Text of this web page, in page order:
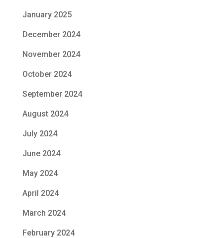
January 2025
December 2024
November 2024
October 2024
September 2024
August 2024
July 2024
June 2024
May 2024
April 2024
March 2024
February 2024